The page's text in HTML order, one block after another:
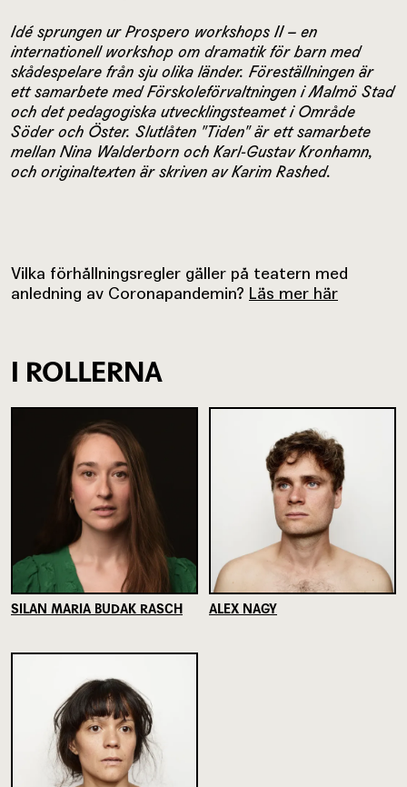
Idé sprungen ur Prospero workshops II – en
internationell workshop om dramatik för barn med
skådespelare från sju olika länder. Föreställningen är
ett samarbete med Förskoleförvaltningen i Malmö Stad
och det pedagogiska utvecklingsteamet i Område
Söder och Öster. Slutlåten "Tiden" är ett samarbete
mellan Nina Walderborn och Karl-Gustav Kronhamn,
och originaltexten är skriven av Karim Rashed.
Vilka förhållningsregler gäller på teatern med
anledning av Coronapandemin? Läs mer här
I ROLLERNA
SILAN MARIA BUDAK RASCH ALEX NAGY